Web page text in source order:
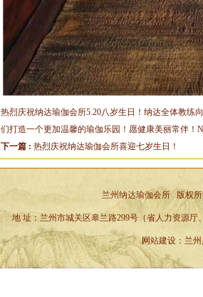
热烈庆祝纳达瑜伽会所5.20八岁生日！纳达全体教练
们打造一个更加温馨的瑜伽乐园！愿健康美丽常伴！
下一篇 : 热烈庆祝纳达瑜伽会所喜迎七岁生日！
兰州纳达瑜伽会所版权所
地 址：兰州市城关区皋兰路299号（省人力资源
网站建设 ： 兰